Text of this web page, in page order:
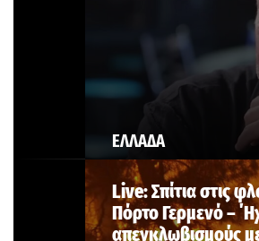
ΕΛΛΑΔΑ
Live: Σπίτια στις
Πόρτο Γερμενό –
απεγκλωβισμούς